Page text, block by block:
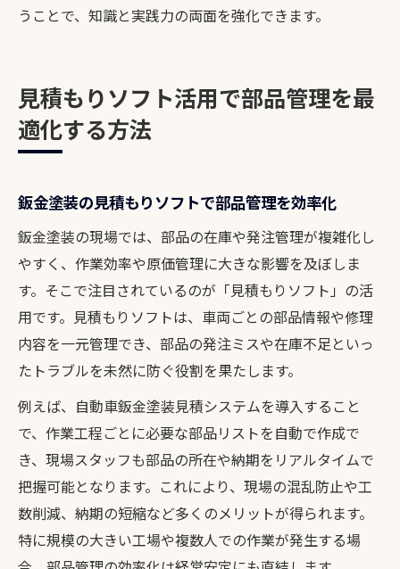
うことで、知識と実践力の両面を強化できます。
見積もりソフト活用で部品管理を最
適化する方法
鈑金塗装の見積もりソフトで部品管理を効率化
鈑金塗装の現場では、部品の在庫や発注管理が複雑化し
やすく、作業効率や原価管理に大きな影響を及ぼしま
す。そこで注目されているのが「見積もりソフト」の活
用です。見積もりソフトは、車両ごとの部品情報や修理
内容を一元管理でき、部品の発注ミスや在庫不足といっ
たトラブルを未然に防ぐ役割を果たします。
例えば、自動車鈑金塗装見積システムを導入すること
で、作業工程ごとに必要な部品リストを自動で作成で
き、現場スタッフも部品の所在や納期をリアルタイムで
把握可能となります。これにより、現場の混乱防止や工
数削減、納期の短縮など多くのメリットが得られます。
特に規模の大きい工場や複数人での作業が発生する場